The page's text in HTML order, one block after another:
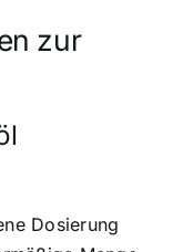
zur
Dosierung